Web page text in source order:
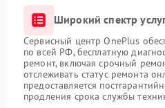
Широкий спектр
Сервисный центр OnePlus
по всей РФ, бесплатную
ремонт, включая срочный
отслеживать статус ремонта
предоставляется
продления срока службы